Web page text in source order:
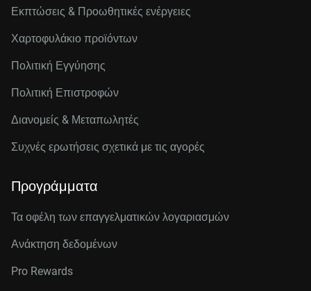
Εκπτώσεις & Προωθητικές ενέργειες
Χαρτοφυλάκιο προϊόντων
Πολιτική Εγγύησης
Πολιτική Επιστροφών
Διανομείς & Μεταπωλητές
Συχνές ερωτήσεις σχετικά με τις αγορές
Προγράμματα
Τα οφέλη των επαγγελματικών λογαριασμών
Ανάκτηση δεδομένων
Pro Rewards